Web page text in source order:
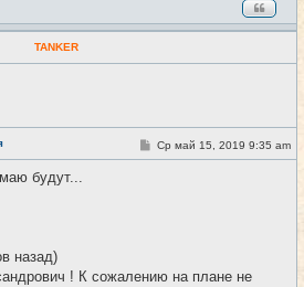
TANKER
#8
С
о
Ср май 15, 2019 9:35 am
будут...
назад)
! К сожалению на плане не